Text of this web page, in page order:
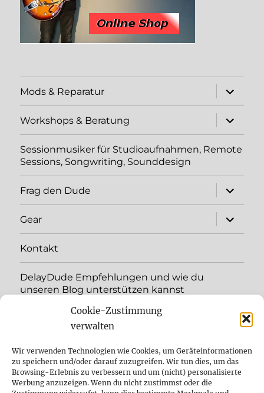
Cookie-Zustimmung
verwalten
Wir verwenden Technologien wie Cookies, um Geräteinformationen
zu speichern und/oder darauf zuzugreifen. Wir tun dies, um das
Browsing-Erlebnis zu verbessern und um (nicht) personalisierte
Werbung anzuzeigen. Wenn du nicht zustimmst oder die
Mods & Reparatur
öffnen
Workshops & Beratung
öffnen
Sessionmusiker für Studioaufnahmen, Remote
Sessions, Songwriting, Sounddesign
Frag den Dude
öffnen
Gear
öffnen
Kontakt
DelayDude Empfehlungen und wie du
unseren Blog unterstützen kannst
öffnen
YouTube
Instagram